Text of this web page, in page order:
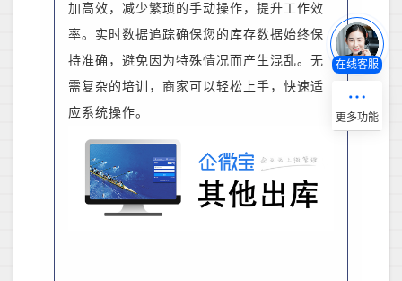
加高效，减少繁琐的手动操作，提升工作效
率。实时数据追踪确保您的库存数据始终保
持准确，避免因为特殊情况而产生混乱。无
需复杂的培训， 商家 可以轻松上手，快速适
应系统操作。
在线客服